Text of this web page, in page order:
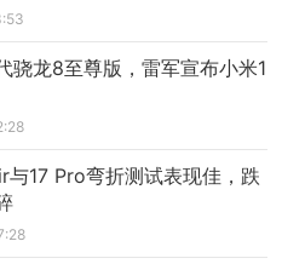
骁龙8至尊版，雷军宣布小米1
17 Pro弯折测试表现佳，跌